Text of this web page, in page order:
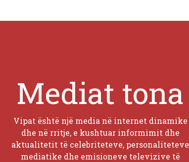
Mediat tona
Vipat është një media në internet dinamike
dhe në rritje, e kushtuar informimit dhe
aktualitetit të celebriteteve, personaliteteve
mediatike dhe emisioneve televizive të